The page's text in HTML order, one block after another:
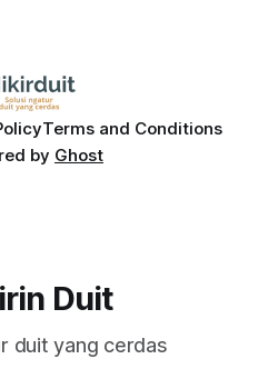
Terms and Conditions
by Ghost
Duit
duit yang cerdas